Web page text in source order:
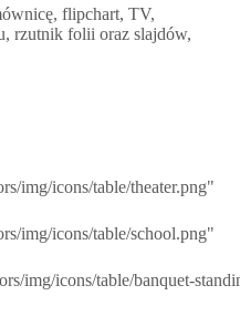
flipchart, TV,
rzutnik folii oraz slajdów,
img/icons/table/theater.png"
img/icons/table/school.png"
img/icons/table/banquet-